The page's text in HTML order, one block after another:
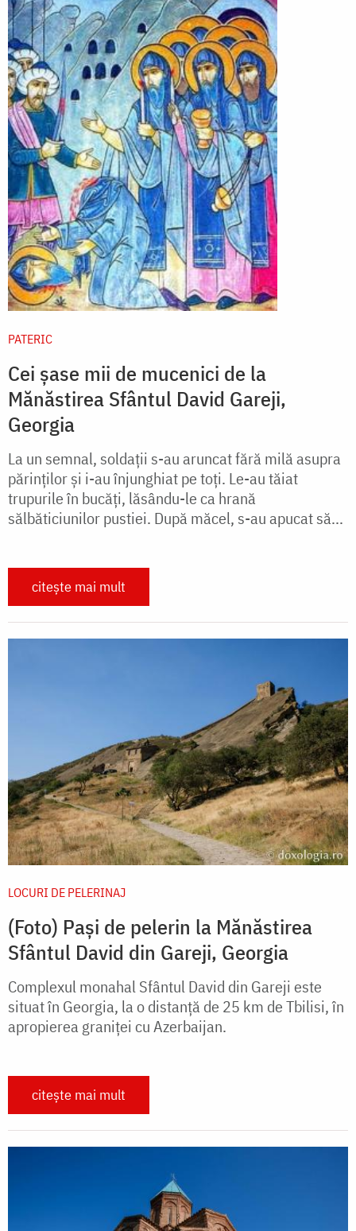
PATERIC
Cei șase mii de mucenici de la
Mănăstirea Sfântul David Gareji,
Georgia
La un semnal, soldaţii s-au aruncat fără milă asupra
părinţilor şi i-au înjunghiat pe toţi. Le-au tăiat
trupurile în bucăţi, lăsându-le ca hrană
sălbăticiunilor pustiei. După măcel, s-au apucat să...
citește mai mult
LOCURI DE PELERINAJ
(Foto) Pași de pelerin la Mănăstirea
Sfântul David din Gareji, Georgia
Complexul monahal Sfântul David din Gareji este
situat în Georgia, la o distanță de 25 km de Tbilisi, în
apropierea graniței cu Azerbaijan.
citește mai mult